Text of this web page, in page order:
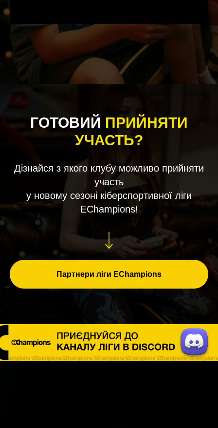
ГОТОВИЙ ПРИЙНЯТИ
УЧАСТЬ?
Дізнайся з якого клубу можливо прийняти
участь
у новому сезоні кіберспортивної ліги
EChampions!
Партнери ліги EChampions